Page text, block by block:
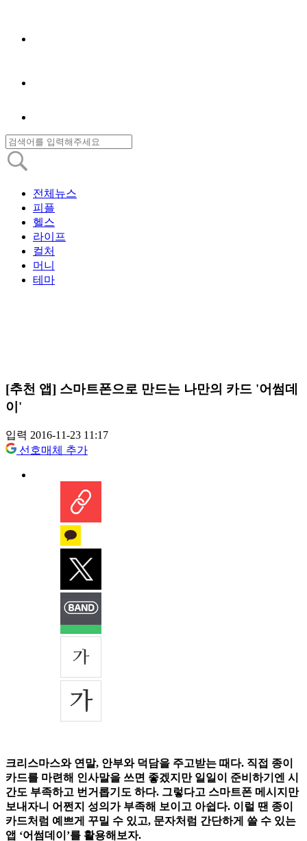
전체뉴스
피플
헬스
라이프
컬처
머니
테마
[추천 앱] 스마트폰으로 만드는 나만의 카드 '어썸데
이'
입력 2016-11-23 11:17
선호매체 추가
크리스마스와 연말, 안부와 덕담을 주고받는 때다. 직접 종이
카드를 마련해 인사말을 쓰면 좋겠지만 일일이 준비하기엔 시
간도 부족하고 번거롭기도 하다. 그렇다고 스마트폰 메시지만
보내자니 어쩐지 성의가 부족해 보이고 아쉽다. 이럴 땐 종이
카드처럼 예쁘게 꾸밀 수 있고, 문자처럼 간단하게 쓸 수 있는
앱 ‘어썸데이’를 활용해보자.